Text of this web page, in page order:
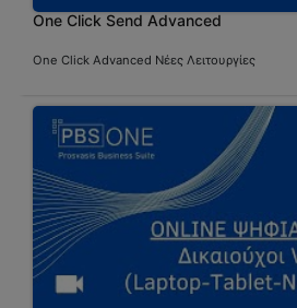
One Click Send Advanced
One Click Advanced Νέες Λειτουργίες